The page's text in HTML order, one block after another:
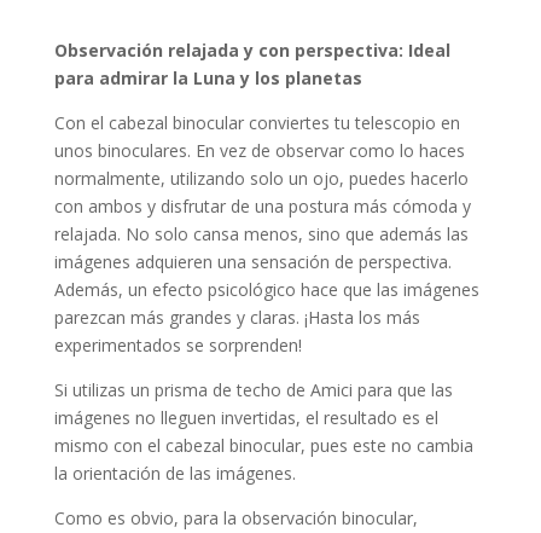
Observación relajada y con perspectiva: Ideal
para admirar la Luna y los planetas
Con el cabezal binocular conviertes tu telescopio en
unos binoculares. En vez de observar como lo haces
normalmente, utilizando solo un ojo, puedes hacerlo
con ambos y disfrutar de una postura más cómoda y
relajada. No solo cansa menos, sino que además las
imágenes adquieren una sensación de perspectiva.
Además, un efecto psicológico hace que las imágenes
parezcan más grandes y claras. ¡Hasta los más
experimentados se sorprenden!
Si utilizas un prisma de techo de Amici para que las
imágenes no lleguen invertidas, el resultado es el
mismo con el cabezal binocular, pues este no cambia
la orientación de las imágenes.
Como es obvio, para la observación binocular,